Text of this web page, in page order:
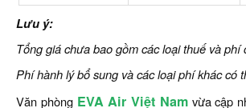
Lưu ý:
Tổng giá chưa bao gồm các loại thuế và
Phí hành lý bổ sung và các loại phí khác có
Văn phòng EVA Air Việt Namvừa cập